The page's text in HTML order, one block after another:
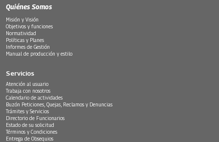
Quiénes Somos
Misión y Visión
Objetivos y funciones
Normatividad
Políticas y Planes
Informes de Gestión
Manual de producción y estilo
Servicios
Atención al usuario
Trabaja con nosotros
Calendario de actividades
Buzón Peticiones, Quejas, Reclamos y Denuncias
Trámites y Servicios
Directorio de Funcionarios
Estado de su solicitud
Términos y Condiciones
Entrega de Obsequios